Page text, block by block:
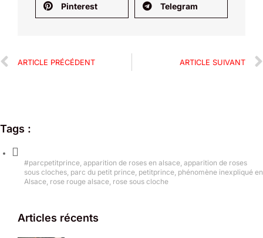
Pinterest Telegram
ARTICLE PRÉCÉDENT ARTICLE SUIVANT
Tags :
#parcpetitprince, apparition de roses en alsace, apparition de roses
sous cloches, parc du petit prince, petitprince, phénomène inexpliqué en
Alsace, rose rouge alsace, rose sous cloche
Articles récents